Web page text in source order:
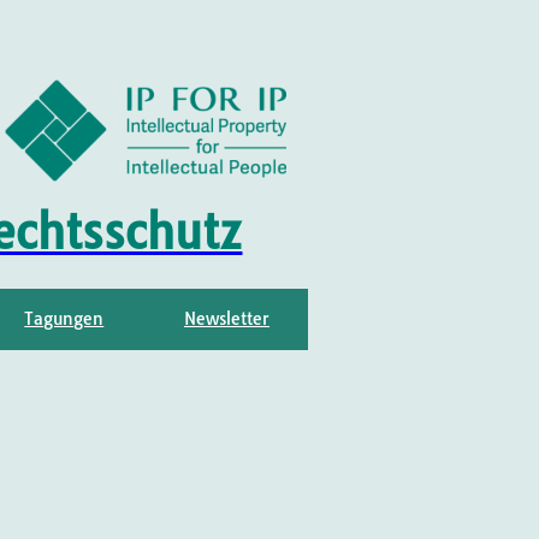
Tagungen Newsletter